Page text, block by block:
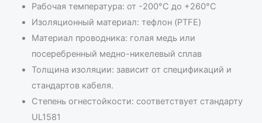
Рабочая температура: от -200°C до +260°C
Изоляционный материал: тефлон (PTFE)
Материал проводника: голая медь или
посеребренный медно-никелевый сплав
Толщина изоляции: зависит от спецификаций и
стандартов кабеля.
Степень огнестойкости: соответствует стандарту
UL1581